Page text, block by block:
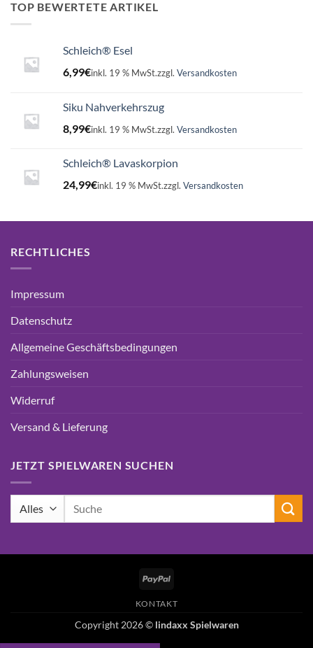
16,99€15,75€.
TOP BEWERTETE ARTIKEL
Schleich® Esel
6,99€inkl. 19 % MwSt.zzgl. Versandkosten
Siku Nahverkehrszug
8,99€inkl. 19 % MwSt.zzgl. Versandkosten
Schleich® Lavaskorpion
24,99€inkl. 19 % MwSt.zzgl. Versandkosten
RECHTLICHES
Impressum
Datenschutz
Allgemeine Geschäftsbedingungen
Zahlungsweisen
Widerruf
Versand & Lieferung
JETZT SPIELWAREN SUCHEN
PayPal
KONTAKT
Copyright 2026 © lindaxx Spielwaren